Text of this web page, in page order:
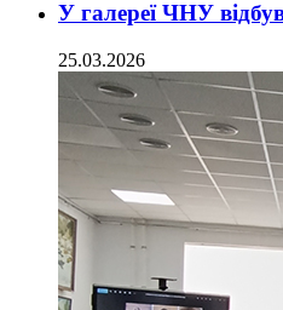
У галереї ЧНУ
25.03.2026